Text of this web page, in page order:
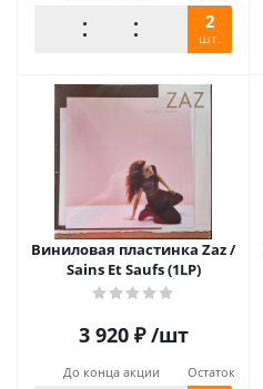
2
шт.
Виниловая пластинка Zaz /
Sains Et Saufs (1LP)
3 920₽ /шт
До конца акции Остаток